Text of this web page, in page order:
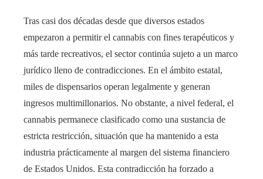
Tras casi dos décadas desde que diversos estados
empezaron a permitir el cannabis con fines terapéuticos y
más tarde recreativos, el sector continúa sujeto a un marco
jurídico lleno de contradicciones. En el ámbito estatal,
miles de dispensarios operan legalmente y generan
ingresos multimillonarios. No obstante, a nivel federal, el
cannabis permanece clasificado como una sustancia de
estricta restricción, situación que ha mantenido a esta
industria prácticamente al margen del sistema financiero
de Estados Unidos. Esta contradicción ha forzado a